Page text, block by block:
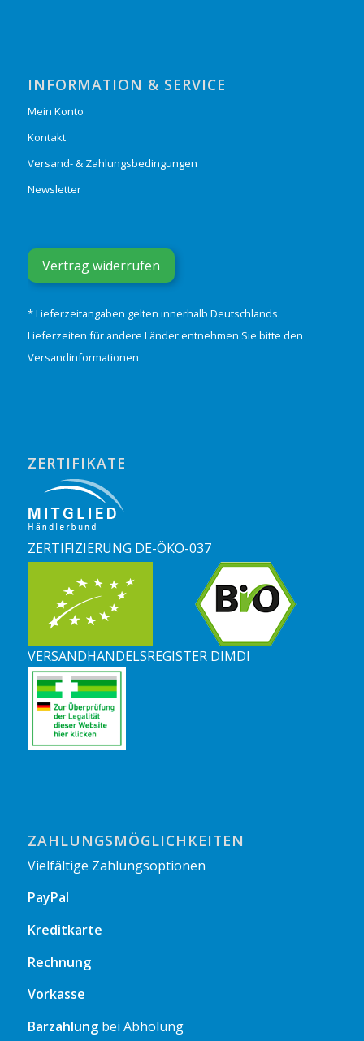
INFORMATION & SERVICE
Mein Konto
Kontakt
Versand- & Zahlungsbedingungen
Newsletter
Vertrag widerrufen
* Lieferzeitangaben gelten innerhalb Deutschlands.
Lieferzeiten für andere Länder entnehmen Sie bitte den
Versandinformationen
ZERTIFIKATE
ZERTIFIZIERUNG DE-ÖKO-037
VERSANDHANDELSREGISTER DIMDI
ZAHLUNGSMÖGLICHKEITEN
Vielfältige Zahlungsoptionen
PayPal
Kreditkarte
Rechnung
Vorkasse
Barzahlungbei Abholung